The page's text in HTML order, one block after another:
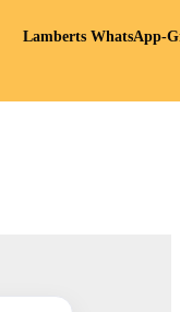
Lamberts WhatsApp-